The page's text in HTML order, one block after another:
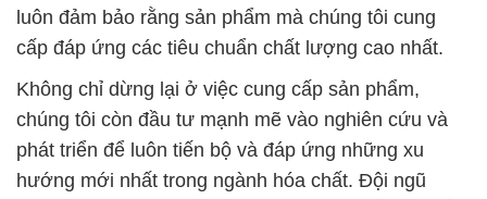
luôn đảm bảo rằng sản phẩm mà chúng tôi cung
cấp đáp ứng các tiêu chuẩn chất lượng cao nhất.
Không chỉ dừng lại ở việc cung cấp sản phẩm,
chúng tôi còn đầu tư mạnh mẽ vào nghiên cứu và
phát triển để luôn tiến bộ và đáp ứng những xu
hướng mới nhất trong ngành hóa chất. Đội ngũ